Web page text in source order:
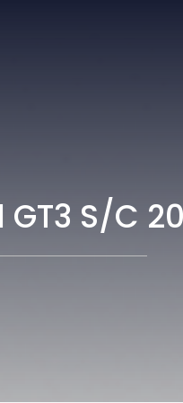
GT3 S/C